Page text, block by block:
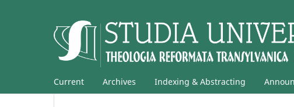
Current Archives Indexing & Abstracting